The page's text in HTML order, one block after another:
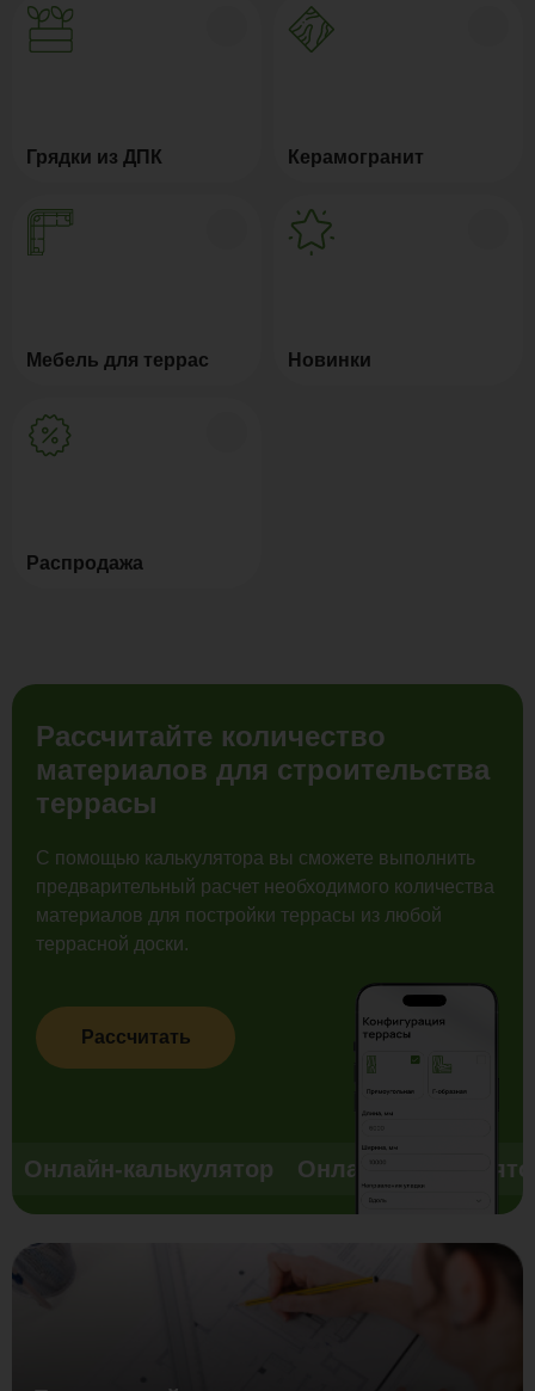
Грядки из ДПК Керамогранит
Мебель для террас Новинки
Распродажа
Рассчитайте количество
материалов для строительства
террасы
С помощью калькулятора вы сможете выполнить
предварительный расчет необходимого количества
материалов для постройки террасы из любой
террасной доски.
Рассчитать
Онлайн-калькулятор Онлайн-